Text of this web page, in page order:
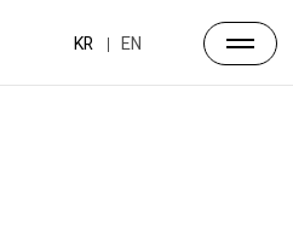
KR EN